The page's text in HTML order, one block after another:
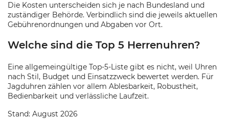
Die Kosten unterscheiden sich je nach Bundesland und
zuständiger Behörde. Verbindlich sind die jeweils aktuellen
Gebührenordnungen und Abgaben vor Ort.
Welche sind die Top 5 Herrenuhren?
Eine allgemeingültige Top-5-Liste gibt es nicht, weil Uhren
nach Stil, Budget und Einsatzzweck bewertet werden. Für
Jagduhren zählen vor allem Ablesbarkeit, Robustheit,
Bedienbarkeit und verlässliche Laufzeit.
Stand: August 2026